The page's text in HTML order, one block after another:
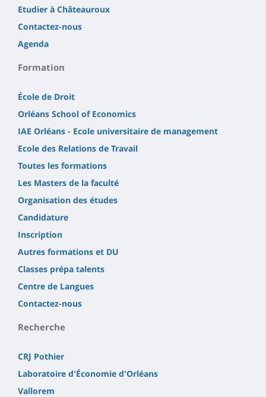
Etudier à Châteauroux
Contactez-nous
Agenda
Formation
École de Droit
Orléans School of Economics
IAE Orléans - Ecole universitaire de management
Ecole des Relations de Travail
Toutes les formations
Les Masters de la faculté
Organisation des études
Candidature
Inscription
Autres formations et DU
Classes prépa talents
Centre de Langues
Contactez-nous
Recherche
CRJ Pothier
Laboratoire d'Économie d'Orléans
Vallorem